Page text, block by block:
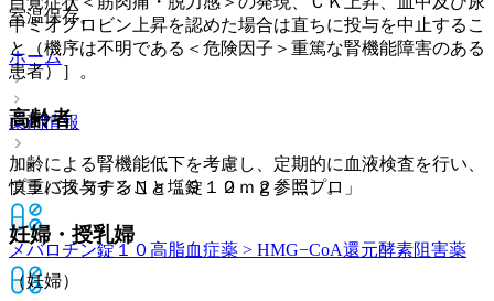
室温保存。
ホーム
薬剤情報
プラバスタチンＮａ塩錠１０ｍｇ「ニプロ」
メバロチン錠１０高脂血症薬 > HMG−CoA還元酵素阻害薬
中ミオグロビン上昇を認めた場合は直ちに投与を中止するこ
と（機序は不明である＜危険因子＞重篤な腎機能障害のある
患者）］。
高齢者
加齢による腎機能低下を考慮し、定期的に血液検査を行い、
慎重に投与すること〔９．２．２参照〕。
妊婦・授乳婦
（妊婦）